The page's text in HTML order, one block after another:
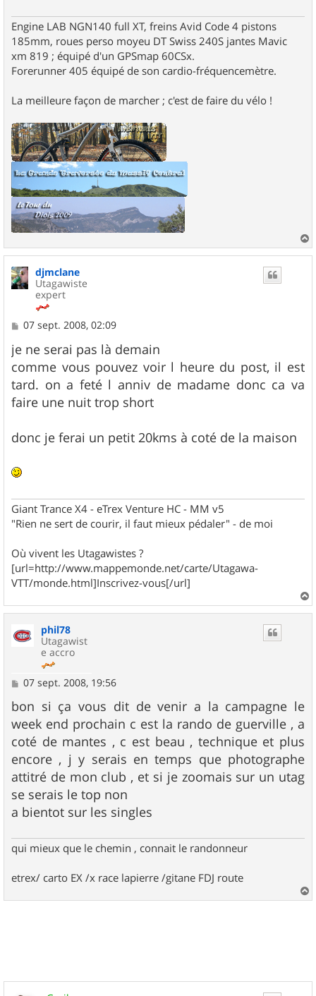
Engine LAB NGN140 full XT, freins Avid Code 4 pistons
185mm, roues perso moyeu DT Swiss 240S jantes Mavic
xm 819 ; équipé d'un GPSmap 60CSx.
Forerunner 405 équipé de son cardio-fréquencemètre.
La meilleure façon de marcher ; c'est de faire du vélo !
a
djmclane
Utagawiste
expert
M
s
s
a
g
e
07 sept. 2008, 02:09
je ne serai pas là demain
comme vous pouvez voir l heure du post, il est
tard. on a feté l anniv de madame donc ca va
faire une nuit trop short
donc je ferai un petit 20kms à coté de la maison
Giant Trance X4 - eTrex Venture HC - MM v5
"Rien ne sert de courir, il faut mieux pédaler" - de moi
Où vivent les Utagawistes ?
[url=http://www.mappemonde.net/carte/Utagawa-
VTT/monde.html]Inscrivez-vous[/url]
a
phil78
Utagawist
e accro
M
s
s
a
g
e
07 sept. 2008, 19:56
bon si ça vous dit de venir a la campagne le
week end prochain c est la rando de guerville , a
coté de mantes , c est beau , technique et plus
encore , j y serais en temps que photographe
attitré de mon club , et si je zoomais sur un utag
se serais le top non
a bientot sur les singles
qui mieux que le chemin , connait le randonneur
etrex/ carto EX /x race lapierre /gitane FDJ route
a